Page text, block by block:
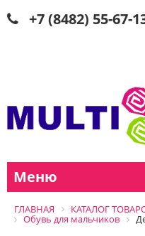
+7 (8482) 55-67-
Меню
ГЛАВНАЯ КАТАЛОГ
Обувь для мальчиков